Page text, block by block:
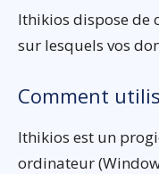
Ithikios dispose de
sur lesquels vos
Comment
Ithikios est un
ordinateur